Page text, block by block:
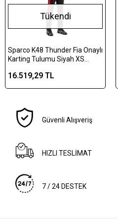
Tükendi
Sparco K48 Thunder Fia Onaylı
Karting Tulumu Siyah XS
16.519,29 TL
Güvenli Alışveriş
HIZLI TESLİMAT
7 / 24 DESTEK